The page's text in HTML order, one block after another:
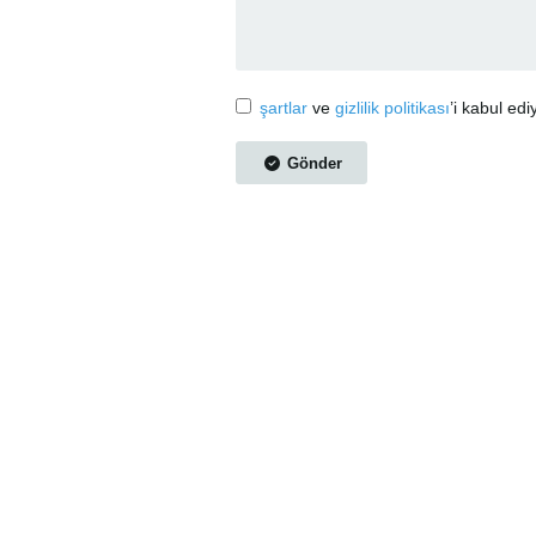
şartlar ve gizlilik politikası’i kabul
Gönder